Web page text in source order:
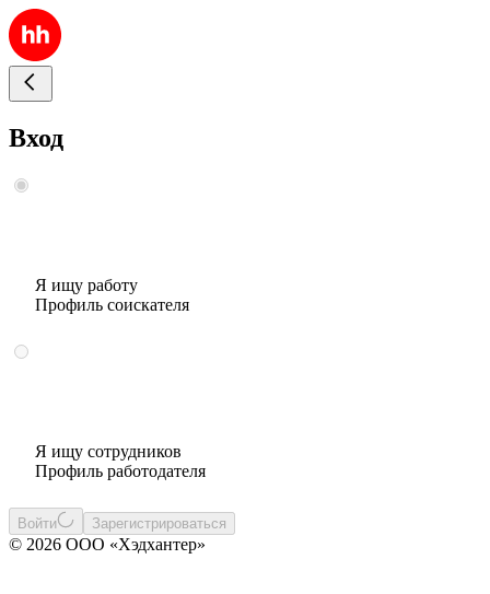
Вход
Я ищу работу
Профиль соискателя
Я ищу сотрудников
Профиль работодателя
Войти Зарегистрироваться
© 2026 ООО «Хэдхантер»